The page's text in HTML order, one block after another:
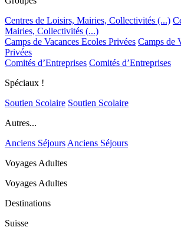
Centres de Loisirs, Mairies, Collectivités (...)
Mairies, Collectivités (...)
Camps de Vacances Ecoles Privées Camps de
Privées
Comités d’Entreprises Comités d’Entreprises
Spéciaux !
Soutien Scolaire Soutien Scolaire
Autres...
Anciens Séjours Anciens Séjours
Voyages Adultes
Voyages Adultes
Destinations
Suisse